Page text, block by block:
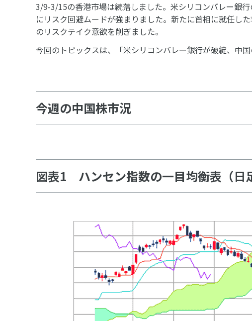
3/9-3/15の香港市場は続落しました。米シリコンバレー銀
にリスク回避ムードが強まりました。新たに首相に就任し
のリスクテイク意欲を削ぎました。
今回のトピックスは、「米シリコンバレー銀行が破綻、中国
今週の中国株市況
図表1 ハンセン指数の一目均衡表（日